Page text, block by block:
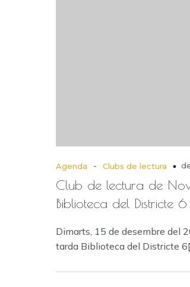
Agenda - Clubs de lectura
Club de lectura de
Biblioteca del Districte 6
Dimarts, 15 de desembre del
tarda Biblioteca del Districte